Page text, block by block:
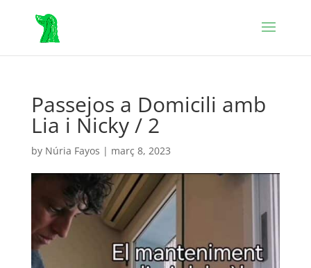
Passejos a Domicili amb
Lia i Nicky / 2
by Núria Fayos | març 8, 2023